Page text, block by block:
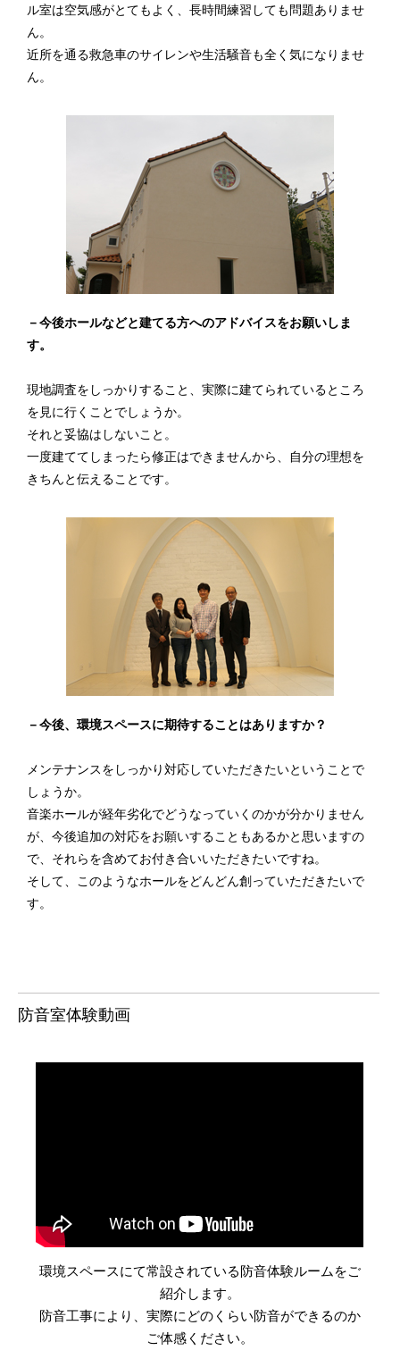
ル室は空気感がとてもよく、長時間練習しても問題ありませ
ん。
近所を通る救急車のサイレンや生活騒音も全く気になりませ
ん。
－今後ホールなどと建てる方へのアドバイスをお願いしま
す。
現地調査をしっかりすること、実際に建てられているところ
を見に行くことでしょうか。
それと妥協はしないこと。
一度建ててしまったら修正はできませんから、自分の理想を
きちんと伝えることです。
－今後、環境スペースに期待することはありますか？
メンテナンスをしっかり対応していただきたいということで
しょうか。
音楽ホールが経年劣化でどうなっていくのかが分かりません
が、今後追加の対応をお願いすることもあるかと思いますの
で、それらを含めてお付き合いいただきたいですね。
そして、このようなホールをどんどん創っていただきたいで
す。
防音室体験動画
環境スペースにて常設されている防音体験ルームをご
紹介します。
防音工事により、実際にどのくらい防音ができるのか
ご体感ください。